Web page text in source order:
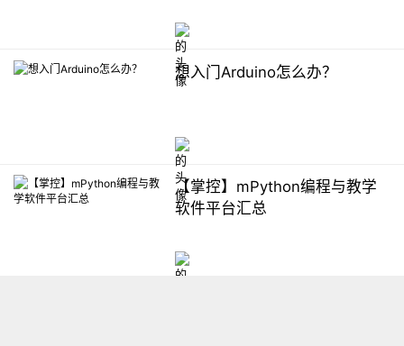
想入门Arduino怎么办？
【掌控】mPython编程与教学
软件平台汇总